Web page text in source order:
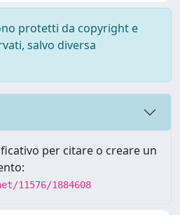
protetti da copyright e
salvo diversa
per citare o creare un
11576/1884608